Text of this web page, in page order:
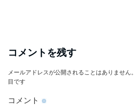
コメントを残す
メールアドレスが公開されることはありません。
目です
コメント ※